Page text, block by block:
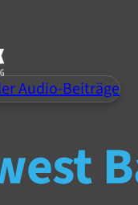
Audio-Beiträge